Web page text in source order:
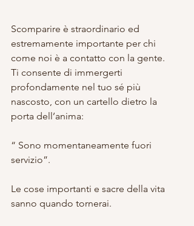
Scomparire è straordinario ed
estremamente importante per chi
come noi è a contatto con la gente.
Ti consente di immergerti
profondamente nel tuo sé più
nascosto, con un cartello dietro la
porta dell’anima:
“ Sono momentaneamente fuori
servizio”.
Le cose importanti e sacre della vita
sanno quando tornerai.